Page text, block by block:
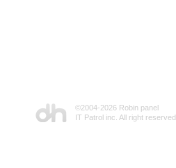
©2004-2026 Robin panel
IT Patrol inc. All right reserved.